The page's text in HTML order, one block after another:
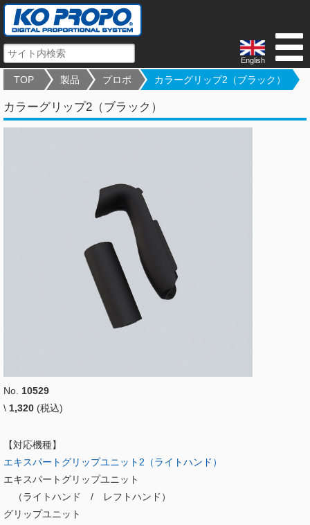
English
TOP 製品 プロポ カラーグリップ2（ブラック）
カラーグリップ2（ブラック）
No. 10529
\ 1,320 (税込)
【対応機種】
エキスパートグリップユニット2（ライトハンド）
エキスパートグリップユニット
（ライトハンド / レフトハンド）
グリップユニット